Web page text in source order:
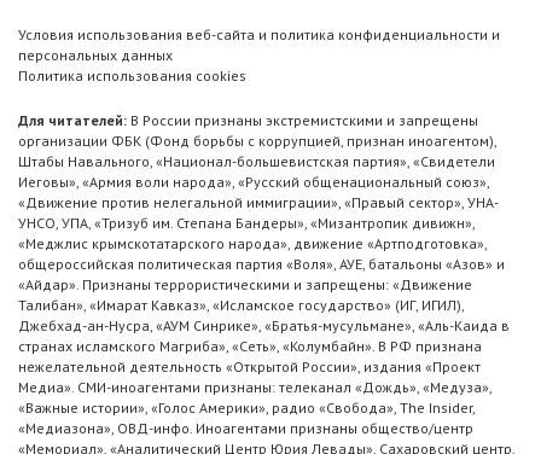
Условия использования веб-сайта и политика конфиденциальности и
персональных данных
Политика использования cookies
Для читателей: В России признаны экстремистскими и запрещены
организации ФБК (Фонд борьбы с коррупцией, признан иноагентом),
Штабы Навального, «Национал-большевистская партия», «Свидетели
Иеговы», «Армия воли народа», «Русский общенациональный союз»,
«Движение против нелегальной иммиграции», «Правый сектор», УНА-
УНСО, УПА, «Тризуб им. Степана Бандеры», «Мизантропик дивижн»,
«Меджлис крымскотатарского народа», движение «Артподготовка»,
общероссийская политическая партия «Воля», АУЕ, батальоны «Азов» и
«Айдар». Признаны террористическими и запрещены: «Движение
Талибан», «Имарат Кавказ», «Исламское государство» (ИГ, ИГИЛ),
Джебхад-ан-Нусра, «АУМ Синрике», «Братья-мусульмане», «Аль-Каида в
странах исламского Магриба», «Сеть», «Колумбайн». В РФ признана
нежелательной деятельность «Открытой России», издания «Проект
Медиа». СМИ-иноагентами признаны: телеканал «Дождь», «Медуза»,
«Важные истории», «Голос Америки», радио «Свобода», The Insider,
«Медиазона», ОВД-инфо. Иноагентами признаны общество/центр
«Мемориал», «Аналитический Центр Юрия Левады», Сахаровский центр.